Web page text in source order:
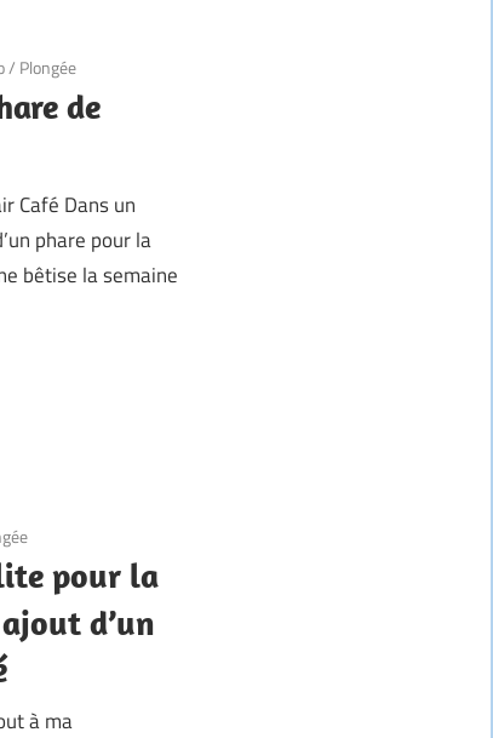
/ Plongée
de
Café Dans un
phare pour la
bêtise la semaine
pour la
d’un
à ma